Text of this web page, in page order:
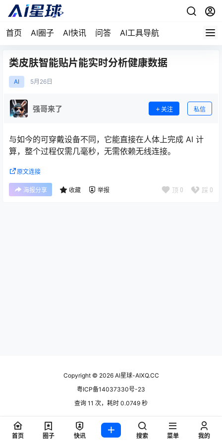
首页 AI圈子 AI快讯 问答 AI工具导航
类皮肤智能贴片能实时分析健康数据
AI 5月 26日
强哥来了 关注 私信
与如今的可穿戴设备不同，它能直接在人体上完成 AI 计
算，整个过程仅需几毫秒，无需依赖无线连接。
原文连接
海报分享 收藏 举报 顶 0 踩 0
Copyright © 2026AI星球-AIXQ.CC
粤ICP备14037330号-23
查询 11 次，耗时 0.0749 秒
首页 圈子 快讯 搜索 菜单 我的